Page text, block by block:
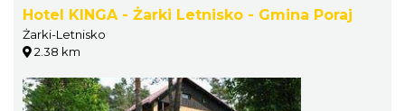
Hotel KINGA - Żarki Letnisko - Gmina Poraj
Żarki-Letnisko
2.38 km